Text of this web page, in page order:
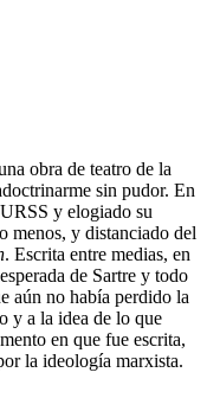
obra de teatro de la
sin pudor. En
y elogiado su
menos, y distanciado del
. Escrita entre medias, en
de Sartre y todo
aún no había perdido la
y a la idea de lo que
en que fue escrita,
la ideología marxista.